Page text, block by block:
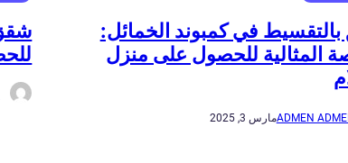
في كمبوند الخمائل:
المثالية للحصول على منزل
ADMENمارس 3, 2025